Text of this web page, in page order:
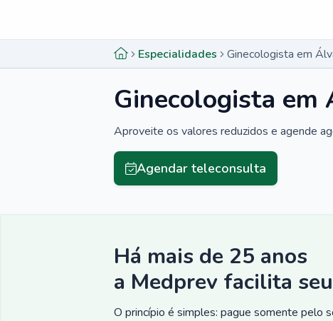
Especialidades Ginecologista em
Ginecologista em
Aproveite os valores reduzidos e agende
Agendar teleconsulta
Há mais de 25 anos
a Medprev facilita
O princípio é simples: pague somente pelo